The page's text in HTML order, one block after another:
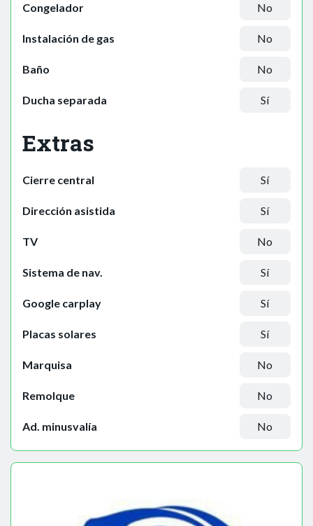
Congelador No
Instalación de gas No
Baño No
Ducha separada Sí
Extras
Cierre central Sí
Dirección asistida Sí
TV No
Sistema de nav. Sí
Google carplay Sí
Placas solares Sí
Marquisa No
Remolque No
Ad. minusvalía No